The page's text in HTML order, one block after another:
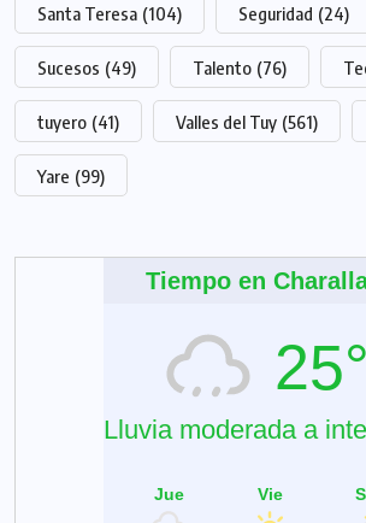
Santa Teresa (104) Seguridad (24)
Sucesos (49) Talento (76)
tuyero (41) Valles del Tuy (561)
Yare (99)
Tiempo en
25°
Lluvia moderada a
Jue Vie